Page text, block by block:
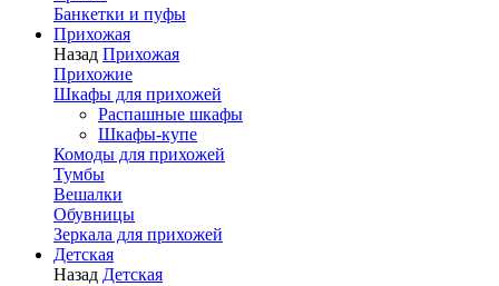
Банкетки и пуфы
Прихожая
Назад Прихожая
Прихожие
Шкафы для прихожей
Распашные шкафы
Шкафы-купе
Комоды для прихожей
Тумбы
Вешалки
Обувницы
Зеркала для прихожей
Детская
Назад Детская